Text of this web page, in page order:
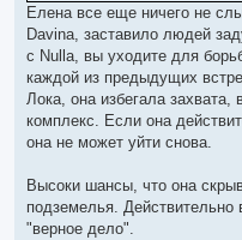
Елена все еще ничего не
Davina, заставило людей
с Nulla, вы уходите для
каждой из предыдущих
Лока, она избегала
комплекс. Если она
она не может уйти снова.
Высоки шансы, что она
подземелья.
"верное дело".